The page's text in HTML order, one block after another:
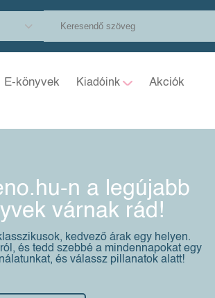
E-könyvek Kiadóink Akciók
n a legújabb
várnak rád!
kedvező árak egy helyen.
és tedd szebbé a mindennapokat egy
és válassz pillanatok alatt!